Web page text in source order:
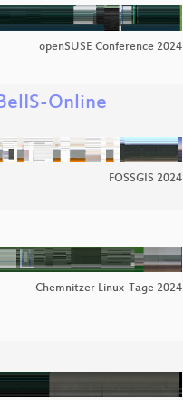
openSUSE Conference 2024
Online
FOSSGIS 2024
Chemnitzer Linux-Tage 2024